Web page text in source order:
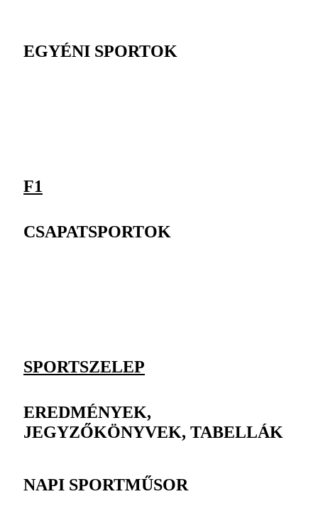
EGYÉNI SPORTOK
F1
CSAPATSPORTOK
SPORTSZELEP
EREDMÉNYEK,
JEGYZŐKÖNYVEK, TABELLÁK
NAPI SPORTMŰSOR